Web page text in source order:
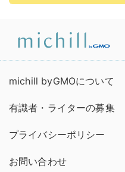
michill byGMOについて
有識者・ライターの募集
プライバシーポリシー
お問い合わせ